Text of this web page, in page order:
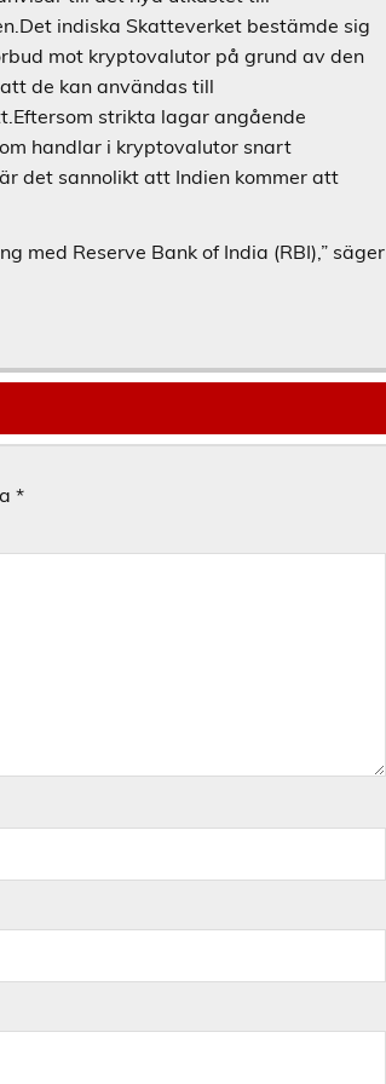
indiska Skatteverket bestämde sig
mot kryptovalutor på grund av den
de kan användas till
strikta lagar angående
handlar i kryptovalutor snart
det sannolikt att Indien kommer att
med Reserve Bank of India (RBI),” säger
*